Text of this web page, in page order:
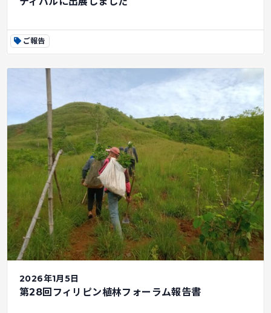
ご報告
2026年1月5日
第28回フィリピン植林フォーラム報告書